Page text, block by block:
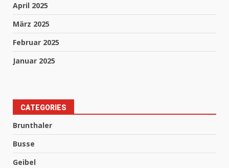
April 2025
März 2025
Februar 2025
Januar 2025
CATEGORIES
Brunthaler
Busse
Geibel